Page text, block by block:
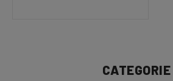
CATEGORIE